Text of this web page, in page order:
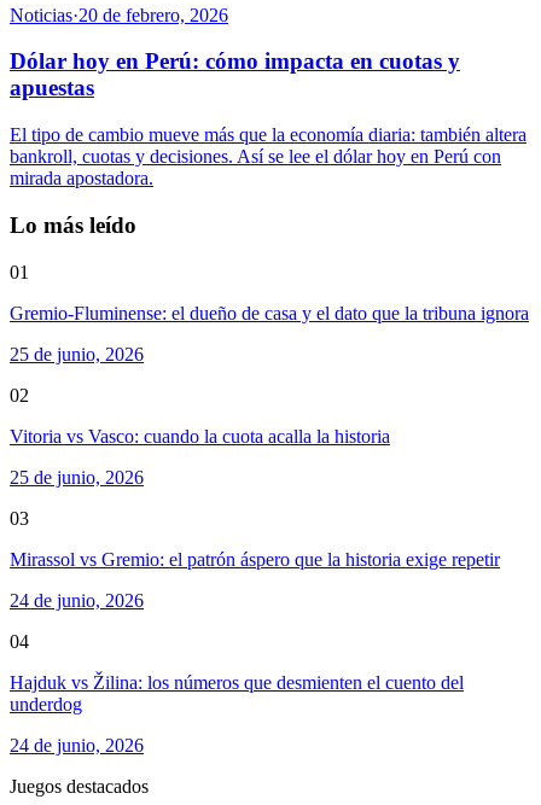
Noticias·20 de febrero, 2026
Dólar hoy en Perú: cómo impacta en cuotas y
apuestas
El tipo de cambio mueve más que la economía diaria: también altera
bankroll, cuotas y decisiones. Así se lee el dólar hoy en Perú con
mirada apostadora.
Lo más leído
01
Gremio-Fluminense: el dueño de casa y el dato que la tribuna ignora
25 de junio, 2026
02
Vitoria vs Vasco: cuando la cuota acalla la historia
25 de junio, 2026
03
Mirassol vs Gremio: el patrón áspero que la historia exige repetir
24 de junio, 2026
04
Hajduk vs Žilina: los números que desmienten el cuento del
underdog
24 de junio, 2026
Juegos destacados